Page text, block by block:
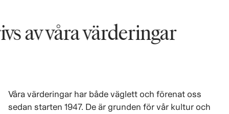
av våra värderingar
Våra värderingar har både väglett och förenat oss
sedan starten 1947. De är grunden för vår kultur och